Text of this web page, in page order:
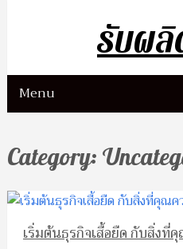
รับผลิ
Menu
Category:
เริ่มต้นธุรกิจเสื้อยืด กับสิ่งที่